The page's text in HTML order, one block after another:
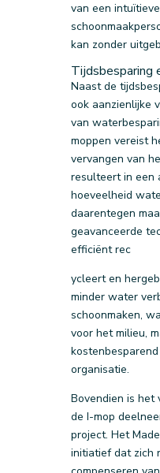
van een
kan zonder
Tijdsbesparing
Naast de
ook aanzienlijke
van
moppen vereist
vervangen van
resulteert in een
hoeveelheid
daarentegen
geavanceerde
efficiënt rec
ycleert en
minder water
schoonmaken,
voor het milieu,
organisatie.
Bovendien is het
de I-mop
project. Het
initiatief dat zich